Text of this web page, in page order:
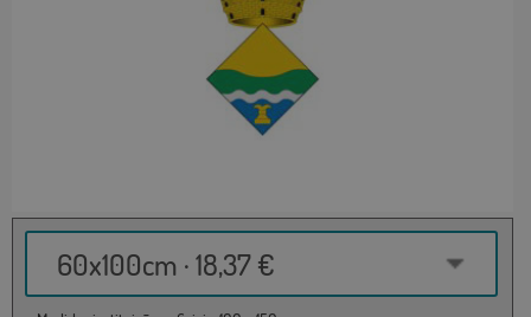
60x100cm · 18,37 €